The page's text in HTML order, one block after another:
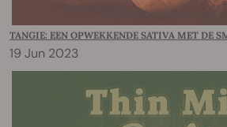
TANGIE: EEN OPWEKKENDE SATIVA MET DE
19 Jun 2023